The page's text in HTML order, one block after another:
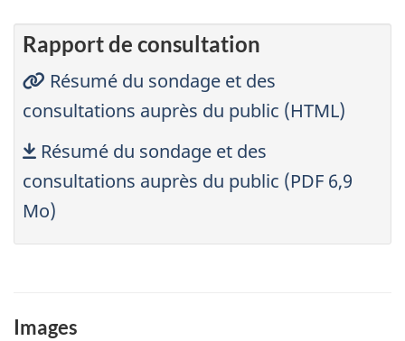
Rapport de consultation
Résumé du sondage et des
consultations auprès du public (HTML)
Télécharger
Résumé du sondage et des
consultations auprès du public (PDF 6,9
Mo)
Images